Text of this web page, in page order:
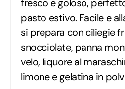
fresco e goloso,
pasto estivo. Facile e
si prepara con ciliegie
snocciolate, panna
velo, liquore al
limone e gelatina in